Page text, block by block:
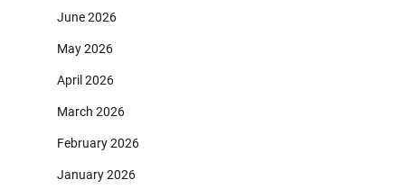
June 2026
May 2026
April 2026
March 2026
February 2026
January 2026